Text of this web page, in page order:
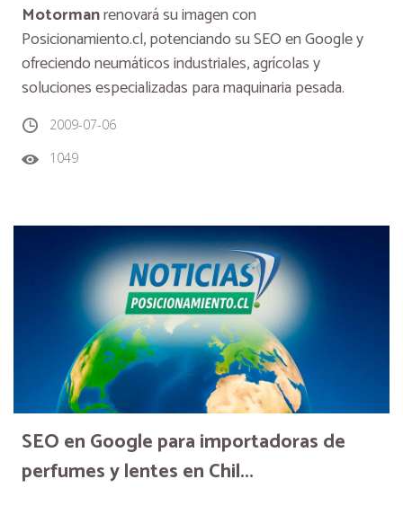
Motormanrenovará su imagen con
Posicionamiento.cl, potenciando su SEO en Google y
ofreciendo neumáticos industriales, agrícolas y
soluciones especializadas para maquinaria pesada.
2009-07-06
1049
SEO en Google para importadoras de
perfumes y lentes en Chil...